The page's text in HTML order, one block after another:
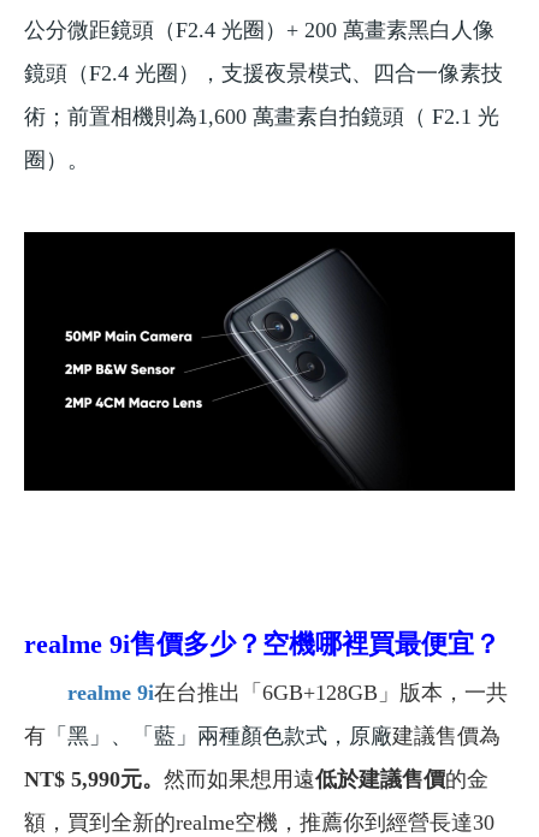
公分微距鏡頭（F2.4 光圈）+ 200 萬畫素黑白人像
鏡頭（F2.4 光圈），支援夜景模式、四合一像素技
術；前置相機則為1,600 萬畫素自拍鏡頭（ F2.1 光
圈）。
realme 9i售價多少？空機哪裡買最便宜？
realme 9i在台推出「6GB+128GB」版本，一共
有 「黑」、「藍」兩種顏色款式，原廠建議售價為
NT$ 5,990元。 然而如果想用遠低於建議售價的金
額，買到全新的realme空機，推薦你到經營長達30